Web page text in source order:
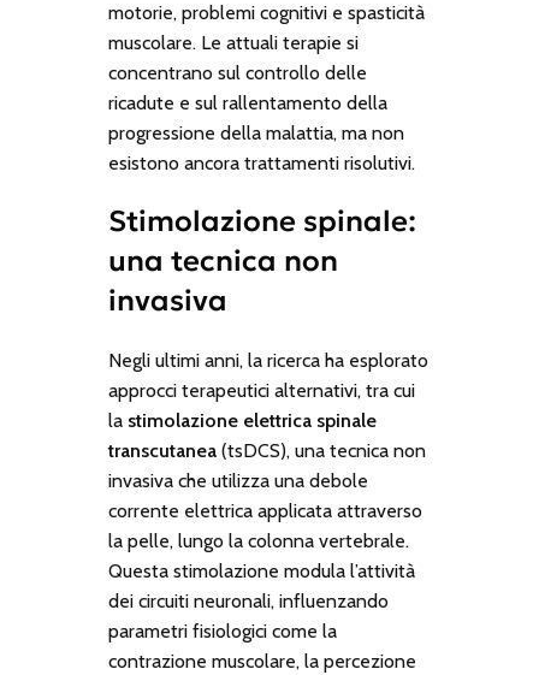
motorie, problemi cognitivi e spasticità
muscolare. Le attuali terapie si
concentrano sul controllo delle
ricadute e sul rallentamento della
progressione della malattia, ma non
esistono ancora trattamenti risolutivi.
Stimolazione spinale:
una tecnica non
invasiva
Negli ultimi anni, la ricerca ha esplorato
approcci terapeutici alternativi, tra cui
la stimolazione elettrica spinale
transcutanea(tsDCS), una tecnica non
invasiva che utilizza una debole
corrente elettrica applicata attraverso
la pelle, lungo la colonna vertebrale.
Questa stimolazione modula l’attività
dei circuiti neuronali, influenzando
parametri fisiologici come la
contrazione muscolare, la percezione